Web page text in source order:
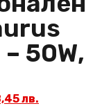
50W,
лв.